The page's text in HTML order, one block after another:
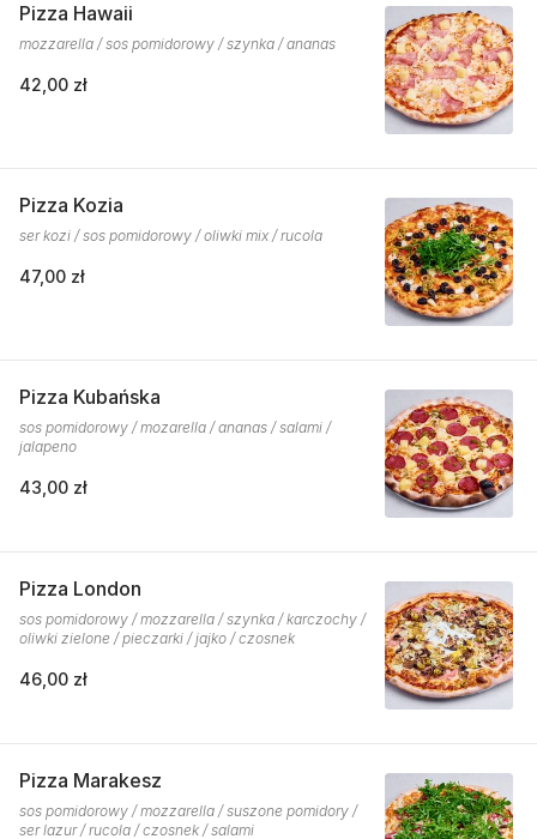
Pizza Hawaii
mozzarella / sos pomidorowy / szynka / ananas
42,00 zł
Pizza Kozia
ser kozi / sos pomidorowy / oliwki mix / rucola
47,00 zł
Pizza Kubańska
sos pomidorowy / mozarella / ananas / salami /
jalapeno
43,00 zł
Pizza London
sos pomidorowy / mozzarella / szynka / karczochy /
oliwki zielone / pieczarki / jajko / czosnek
46,00 zł
Pizza Marakesz
sos pomidorowy / mozzarella / suszone pomidory /
ser lazur / rucola / czosnek / salami